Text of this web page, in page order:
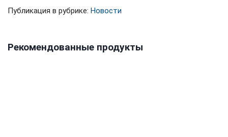
Публикация в рубрике: Новости
Рекомендованные продукты